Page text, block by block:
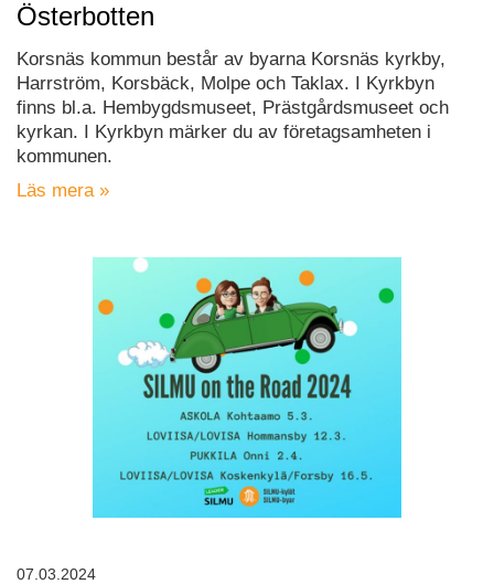
Österbotten
Korsnäs kommun består av byarna Korsnäs kyrkby,
Harrström, Korsbäck, Molpe och Taklax. I Kyrkbyn
finns bl.a. Hembygdsmuseet, Prästgårdsmuseet och
kyrkan. I Kyrkbyn märker du av företagsamheten i
kommunen.
Läs mera »
07.03.2024